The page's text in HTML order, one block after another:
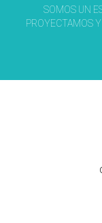
SOMOS UN
PROYECTAMOS